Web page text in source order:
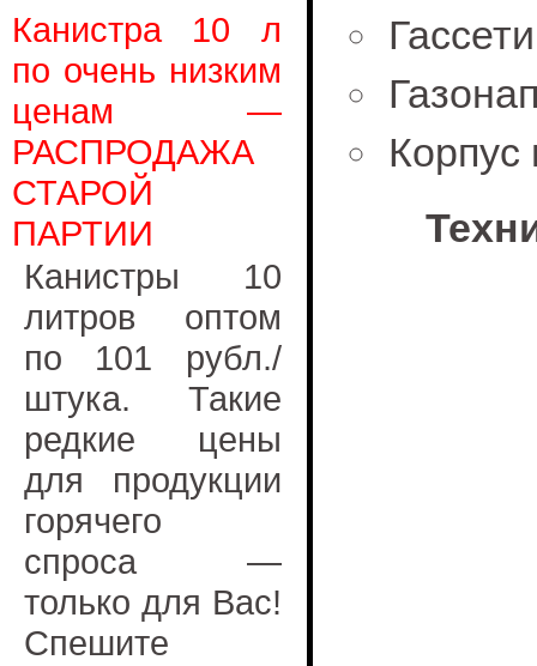
Канистра 10 л
по очень низким
ценам —
РАСПРОДАЖА
СТАРОЙ
ПАРТИИ
Канистры 10
литров оптом
по 101 рубл./
штука. Такие
редкие цены
для продукции
горячего
спроса —
только для Вас!
Спешите